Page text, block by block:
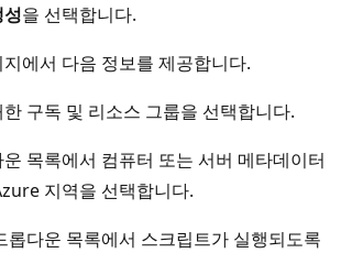
을 선택합니다.
에서 다음 정보를 제공합니다.
구독 및 리소스 그룹을 선택합니다.
목록에서 컴퓨터 또는 서버 메타데이터
지역을 선택합니다.
롭다운 목록에서 스크립트가 실행되도록